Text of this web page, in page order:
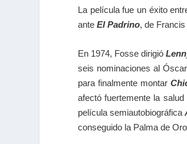
La película fue un éxito
ante El Padrino, de
En 1974, Fosse dirigió
seis nominaciones al
para finalmente montar
afectó fuertemente la
película semiautobiográfica
conseguido la Palma de